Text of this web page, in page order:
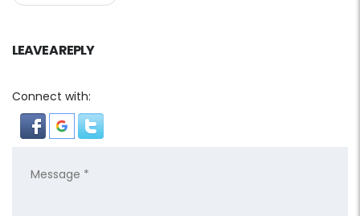
LEAVE A REPLY
Connect with: